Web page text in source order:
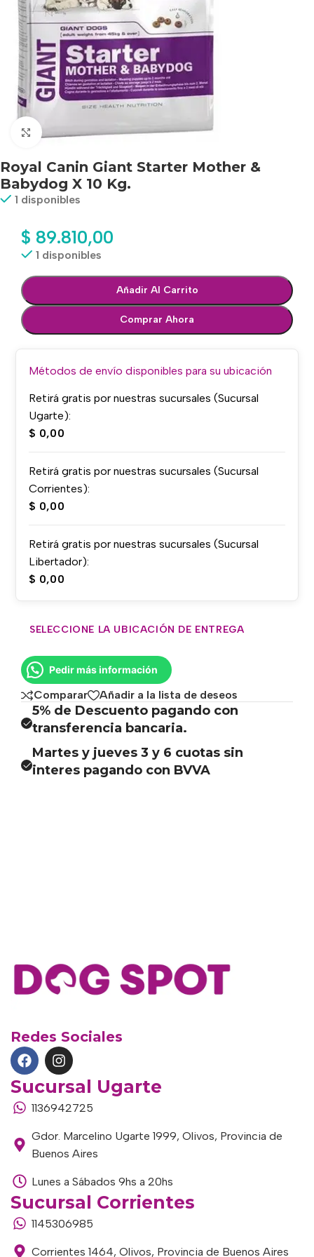
Haga clic para ampliar
Royal Canin Giant Starter Mother &
Babydog X 10 Kg.
1 disponibles
$ 89.810,00
1 disponibles
Añadir Al Carrito
Comprar Ahora
Métodos de envío disponibles para su ubicación
Retirá gratis por nuestras sucursales (Sucursal
Ugarte):
$ 0,00
Retirá gratis por nuestras sucursales (Sucursal
Corrientes):
$ 0,00
Retirá gratis por nuestras sucursales (Sucursal
Libertador):
$ 0,00
SELECCIONE LA UBICACIÓN DE ENTREGA
Pedir más información
Comparar Añadir a la lista de deseos
5% de Descuento pagando con
transferencia bancaria.
Martes y jueves 3 y 6 cuotas sin
interes pagando con BVVA
Redes Sociales
Sucursal Ugarte
1136942725
Gdor. Marcelino Ugarte 1999, Olivos, Provincia de
Buenos Aires
Lunes a Sábados 9hs a 20hs
Sucursal Corrientes
1145306985
Corrientes 1464, Olivos, Provincia de Buenos Aires